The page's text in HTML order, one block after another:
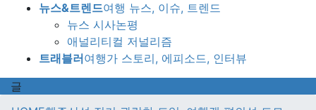
뉴스&트렌드여행 뉴스, 이슈, 트렌드
뉴스 시사논평
애널리티컬 저널리즘
트래블러여행가 스토리, 에피소드, 인터뷰
글